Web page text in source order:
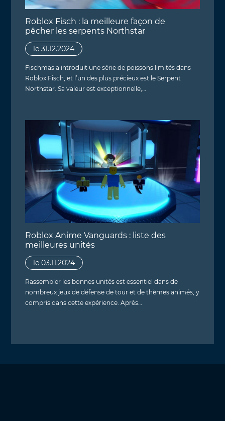
Roblox Fisch : la meilleure façon de
pêcher les serpents Northstar
le 31.12.2024
Fischmas a introduit une série de poissons limités dans
Roblox Fisch, et l’un des plus précieux est le Serpent
Northstar. Sa valeur est exceptionnelle,…
Roblox Anime Vanguards : liste des
meilleures unités
le 03.11.2024
Rassembler les bonnes unités est essentiel dans de
nombreux jeux de défense de tour et de thèmes animés, y
compris dans cette expérience. Après…